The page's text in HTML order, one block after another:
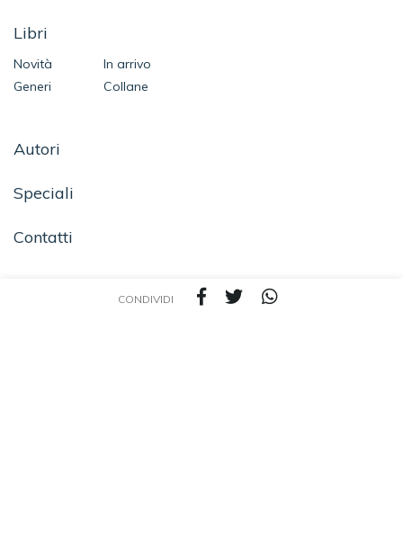
CONDIVIDI
Libri
Novità
In arrivo
Generi
Collane
Autori
Speciali
Contatti